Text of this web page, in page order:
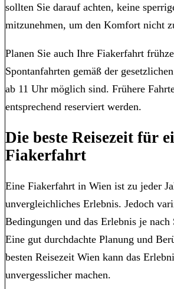
sollten Sie darauf achten, keine
mitzunehmen, um den Komfort nicht
Planen Sie auch Ihre Fiakerfahrt
Spontanfahrten gemäß der
ab 11 Uhr möglich sind. Frühere
entsprechend reserviert werden.
Die beste Reisezeit für
Fiakerfahrt
Eine Fiakerfahrt in Wien ist zu jeder
unvergleichliches Erlebnis. Jedoch
Bedingungen und das Erlebnis je nach
Eine gut durchdachte Planung und
besten Reisezeit Wien kann das
unvergesslicher machen.